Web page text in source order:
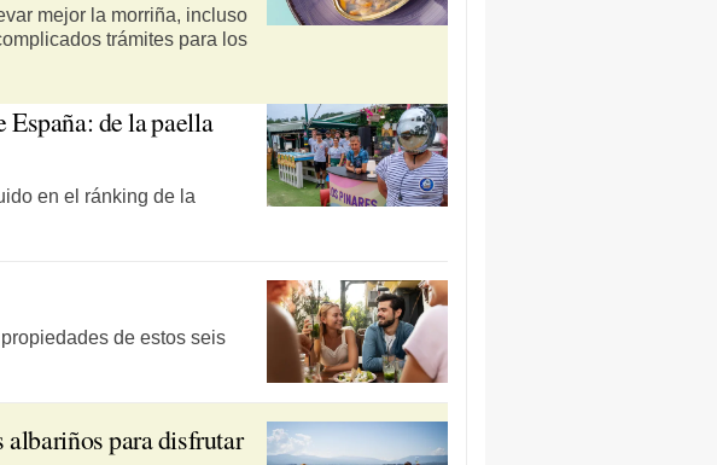
mejor la morriña, incluso
trámites para los
de la paella
en el ránking de la
de estos seis
para disfrutar